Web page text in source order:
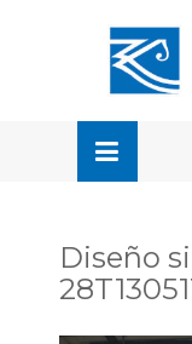
Diseño